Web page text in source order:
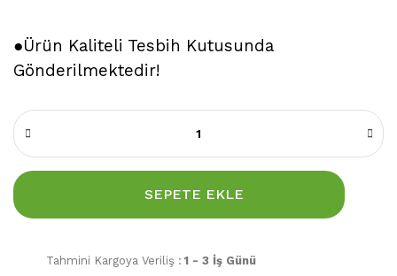
●Ürün Kaliteli Tesbih Kutusunda
Gönderilmektedir!
SEPETE EKLE
Tahmini Kargoya Veriliş : 1 - 3 İş Günü